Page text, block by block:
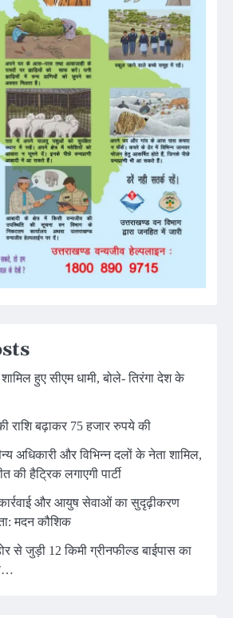
शामिल हुए सीएम धामी, बोले- तिरंगा देश के
राशि बढ़ाकर 75 हजार रुपये की
अधिकारी और विभिन्न दलों के नेता शामिल,
की हैट्रिक लगाएगी पार्टी
कार्रवाई और आयुष सेवाओं का सुदृढ़ीकरण
मदन कौशिक
से जुड़ी 12 किमी ग्रीनफील्ड बाईपास का